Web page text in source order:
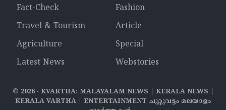
Fact-Check
Fashion
Travel & Tourism
Article
Agriculture
Special
Latest News
Webstories
© 2026‧ KVARTHA: MALAYALAM NEWS | KERALA NEWS |
KERALA VARTHA | ENTERTAINMENT ചുറ്റുവട്ടം മലയാളം